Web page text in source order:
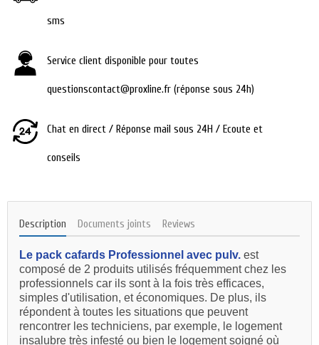
sms
Service client disponible pour toutes
questionscontact@proxline.fr (réponse sous 24h)
Chat en direct / Réponse mail sous 24H / Ecoute et
conseils
Description Documents joints Reviews
Le pack cafards Professionnel avec pulv. est
composé de 2 produits utilisés fréquemment chez les
professionnels car ils sont à la fois très efficaces,
simples d'utilisation, et économiques. De plus, ils
répondent à toutes les situations que peuvent
rencontrer les techniciens, par exemple, le logement
insalubre très infesté ou bien le logement soigné où